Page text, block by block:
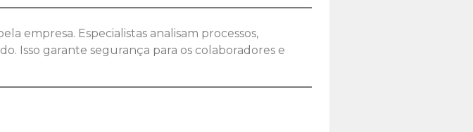
empresa. Especialistas analisam processos,
Isso garante segurança para os colaboradores e